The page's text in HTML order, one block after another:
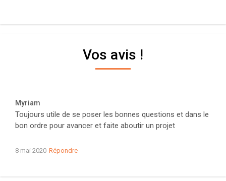
Vos avis !
Myriam
Toujours utile de se poser les bonnes questions et dans le
bon ordre pour avancer et faite aboutir un projet
8 mai 2020 Répondre